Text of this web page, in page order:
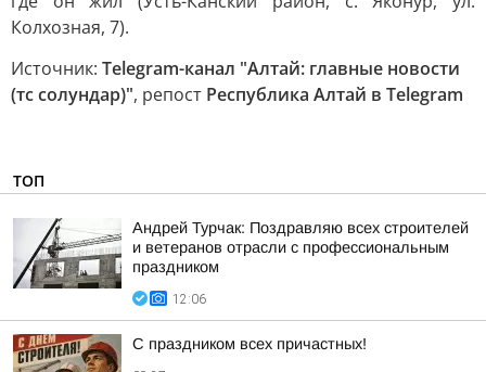
Колхозная, 7).
Источник: Telegram-канал "Алтай: главные новости
(тс солундар)", репост Республика Алтай в Telegram
ТОП
Андрей Турчак: Поздравляю всех строителей
и ветеранов отрасли с профессиональным
праздником
12:06
С праздником всех причастных!